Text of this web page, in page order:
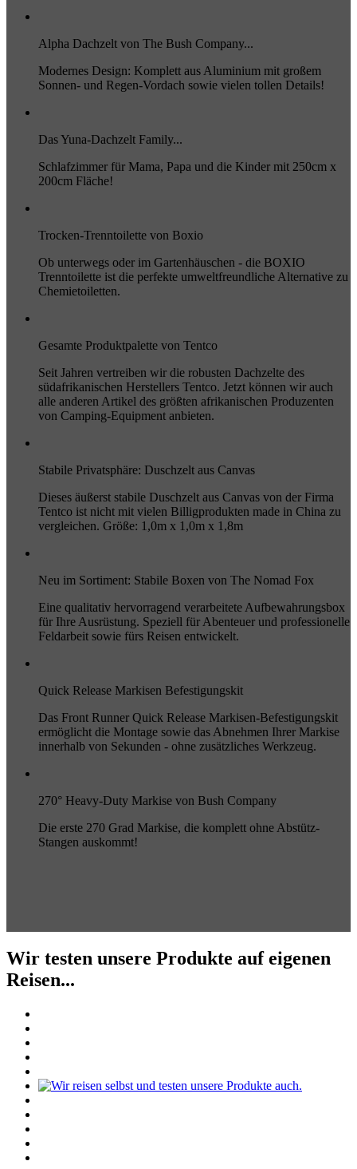
Alpha Dachzelt von The Bush Company...
Modernes Design: Komplett aus Aluminium mit großem
Sonnen- und Regen-Vordach sowie vielen tollen Details!
Das Yuna-Dachzelt Family...
Schlafzimmer für Mama, Papa und die Kinder mit 250cm x
200cm Fläche!
Trocken-Trenntoilette von Boxio
Ob unterwegs oder im Gartenhäuschen - die BOXIO
Trenntoilette ist die perfekte umweltfreundliche Alternative zu
Chemietoiletten.
Gesamte Produktpalette von Tentco
Seit Jahren vertreiben wir die robusten Dachzelte des
südafrikanischen Herstellers Tentco. Jetzt können wir auch
alle anderen Artikel des größten afrikanischen Produzenten
von Camping-Equipment anbieten.
Stabile Privatsphäre: Duschzelt aus Canvas
Dieses äußerst stabile Duschzelt aus Canvas von der Firma
Tentco ist nicht mit vielen Billigprodukten made in China zu
vergleichen. Größe: 1,0m x 1,0m x 1,8m
Neu im Sortiment: Stabile Boxen von The Nomad Fox
Eine qualitativ hervorragend verarbeitete Aufbewahrungsbox
für Ihre Ausrüstung. Speziell für Abenteuer und professionelle
Feldarbeit sowie fürs Reisen entwickelt.
Quick Release Markisen Befestigungskit
Das Front Runner Quick Release Markisen-Befestigungskit
ermöglicht die Montage sowie das Abnehmen Ihrer Markise
innerhalb von Sekunden - ohne zusätzliches Werkzeug.
270° Heavy-Duty Markise von Bush Company
Die erste 270 Grad Markise, die komplett ohne Abstütz-
Stangen auskommt!
Wir testen unsere Produkte auf eigenen
Reisen...